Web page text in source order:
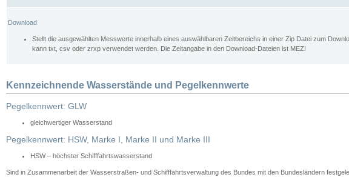
Download
Stellt die ausgewählten Messwerte innerhalb eines auswählbaren Zeitbereichs in einer Zip Datei zum
kann txt, csv oder zrxp verwendet werden. Die Zeitangabe in den Download-Dateien ist MEZ!
Kennzeichnende Wasserstände und Pegelkennwerte
Pegelkennwert: GLW
gleichwertiger Wasserstand
Pegelkennwert: HSW, Marke I, Marke II und Marke III
HSW – höchster Schifffahrtswasserstand
Sind in Zusammenarbeit der Wasserstraßen- und Schifffahrtsverwaltung des Bundes mit den Bundesländern